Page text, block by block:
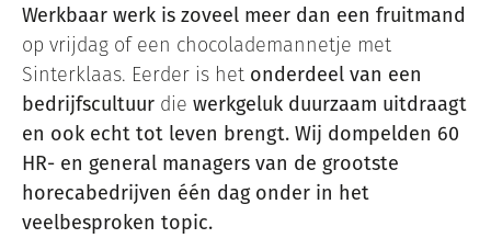
Werkbaar werk is zoveel meer dan een fruitmand
op vrijdag of een chocolademannetje met
Sinterklaas. Eerder is het onderdeel van een
bedrijfscultuur die werkgeluk duurzaam uitdraagt
en ook echt tot leven brengt. Wij dompelden 60
HR- en general managers van de grootste
horecabedrijven één dag onder in het
veelbesproken topic.